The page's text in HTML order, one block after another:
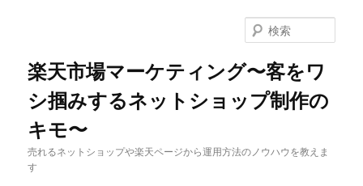
楽天市場マーケティング〜客をワ
シ掴みするネットショップ制作の
キモ〜
売れるネットショップや楽天ページから運用方法のノウハウを教えま
す
索